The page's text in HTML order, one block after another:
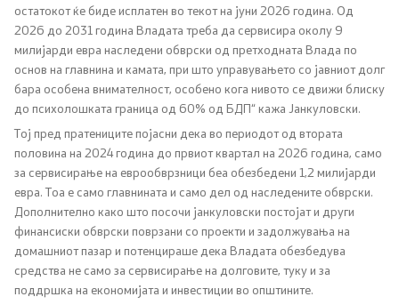
Генерален Секретаријат
Односи со јавност
Канцеларија на портпарол
Медија центар
Отворена Влада
остатокот ќе биде исплатен во текот на јуни 2026 година. Од
2026 до 2031 година Владата треба да сервисира околу 9
милијарди евра наследени обврски од претходната Влада по
основ на главнина и камата, при што управувањето со јавниот долг
бара особена внимателност, особено кога нивото се движи блиску
до психолошката граница од 60% од БДП“ кажа Јанкуловски.
Тој пред пратениците појасни дека во периодот од втората
половина на 2024 година до првиот квартал на 2026 година, само
за сервисирање на еврообврзници беа обезбедени 1,2 милијарди
евра. Тоа е само главнината и само дел од наследените обврски.
Дополнително како што посочи јанкуловски постојат и други
финансиски обврски поврзани со проекти и задолжувања на
домашниот пазар и потенцираше дека Владата обезбедува
средства не само за сервисирање на долговите, туку и за
поддршка на економијата и инвестиции во општините.